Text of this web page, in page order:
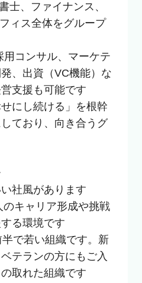
士、ファイナンス、
ィス全体をグループ
用コンサル、マーケテ
、出資（VC機能）な
支援も可能です
にし続ける」を根幹
ており、向き合うグ
社風があります
のキャリア形成や挑戦
る環境です
半で若い組織です。新
テランの方にもご入
取れた組織です